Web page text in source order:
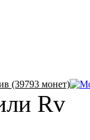
(39793 монет)
Rv